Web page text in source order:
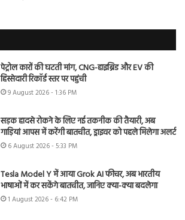
पेट्रोल कारों की घटती मांग, CNG-हाइब्रिड और EV की
हिस्सेदारी रिकॉर्ड स्तर पर पहुंची
9 August 2026 - 1:36 PM
सड़क हादसे रोकने के लिए नई तकनीक की तैयारी, अब
गाड़ियां आपस में करेंगी बातचीत, ड्राइवर को पहले मिलेगा अलर्ट
6 August 2026 - 5:33 PM
Tesla Model Y में आया Grok AI फीचर, अब भारतीय
भाषाओं में कर सकेंगे बातचीत, जानिए क्या-क्या बदलेगा
1 August 2026 - 6:42 PM